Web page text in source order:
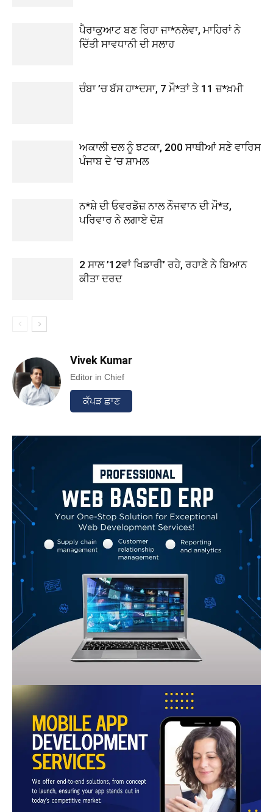
ਪੈਰਾਕੁਆਟ ਬਣ ਰਿਹਾ ਜਾ*ਨਲੇਵਾ, ਮਾਹਿਰਾਂ ਨੇ
ਦਿੱਤੀ ਸਾਵਧਾਨੀ ਦੀ ਸਲਾਹ
ਚੰਬਾ ’ਚ ਬੱਸ ਹਾ*ਦਸਾ, 7 ਮੌ*ਤਾਂ ਤੇ 11 ਜ਼*ਖ਼ਮੀ
ਅਕਾਲੀ ਦਲ ਨੂੰ ਝਟਕਾ, 200 ਸਾਥੀਆਂ ਸਣੇ ਵਾਰਿਸ
ਪੰਜਾਬ ਦੇ ’ਚ ਸ਼ਾਮਲ
ਨ*ਸ਼ੇ ਦੀ ਓਵਰਡੋਜ਼ ਨਾਲ ਨੌਜਵਾਨ ਦੀ ਮੌ*ਤ,
ਪਰਿਵਾਰ ਨੇ ਲਗਾਏ ਦੋਸ਼
2 ਸਾਲ ’12ਵਾਂ ਖਿਡਾਰੀ’ ਰਹੇ, ਰਹਾਣੇ ਨੇ ਬਿਆਨ
ਕੀਤਾ ਦਰਦ
Vivek Kumar
Editor in Chief
ਕੱਪੜ ਛਾਣ